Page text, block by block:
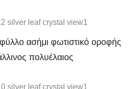
ασήμι φωτιστικό οροφής
πολυέλαιος